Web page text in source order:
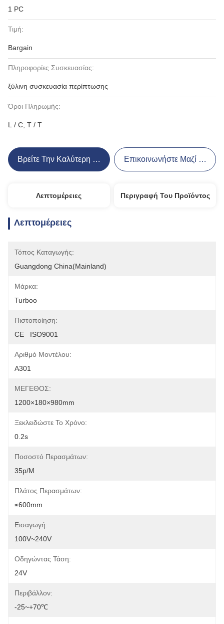
1 PC
Τιμή:
Bargain
Πληροφορίες Συσκευασίας:
ξύλινη συσκευασία περίπτωσης
Όροι Πληρωμής:
L / C, T / T
Βρείτε Την Καλύτερη Τιμή Επικοινωνήστε Μαζί Μας
Λεπτομέρειες Περιγραφή Του Προϊόντος
Λεπτομέρειες
Τόπος Καταγωγής:
Guangdong China(Mainland)
Μάρκα:
Turboo
Πιστοποίηση:
CE   ISO9001
Αριθμό Μοντέλου:
A301
ΜΕΓΕΘΟΣ:
1200×180×980mm
Ξεκλειδώστε Το Χρόνο:
0.2s
Ποσοστό Περασμάτων:
35p/m
Πλάτος Περασμάτων:
≤600mm
Εισαγωγή:
100V~240V
Οδηγώντας Τάση:
24V
Περιβάλλον:
-25~+70℃